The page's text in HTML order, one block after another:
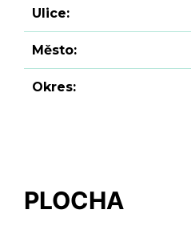
Ulice:
Město:
Okres:
PLOCHA